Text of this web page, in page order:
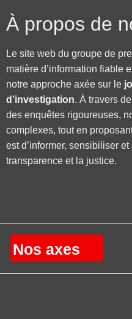
À propos de
Le site web du groupe de
matière d’information fiable
notre approche axée sur le
d’investigation. À travers
des enquêtes rigoureuses,
complexes, tout en
est d’informer, sensibiliser
transparence et la justice.
Nos axes